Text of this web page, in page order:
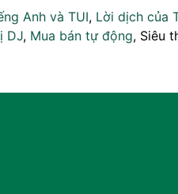
Anh và TUI, Lời dịch của
DJ, Mua bán tự động, Siêu